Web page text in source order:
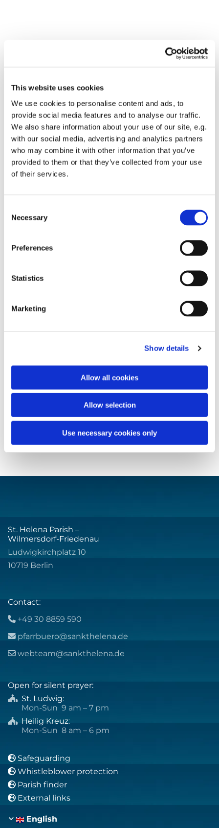
This website uses cookies
We use cookies to personalise content and ads, to
provide social media features and to analyse our traffic.
We also share information about your use of our site, e.g.
with our social media, advertising and analytics partners
who may combine it with other information that you’ve
provided to them or that they’ve collected from your use
of their services.
Selection
Necessary
Preferences
Statistics
Marketing
Show details
Allow all cookies
Allow selection
Use necessary cookies only
St. Helena Parish –
Wilmersdorf-Friedenau
Ludwigkirchplatz 10
10719 Berlin
Contact:
 +49 30 8859 590
 pfarrbuero@sankthelena.de
 webteam@sankthelena.de
Open for silent prayer:
 St. Ludwig:
Mon-Sun 9 am – 7 pm
 Heilig Kreuz:
Mon-Sun 8 am – 6 pm
 Safeguarding
 Whistleblower protection
 Parish finder
 External links
English